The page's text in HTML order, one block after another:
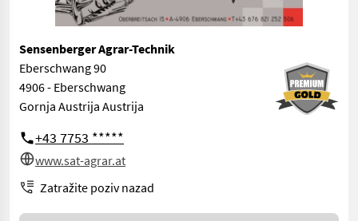
Sensenberger Agrar-Technik
Eberschwang 90
4906 - Eberschwang
Gornja Austrija Austrija
+43 7753 *****
www.sat-agrar.at
Zatražite poziv nazad